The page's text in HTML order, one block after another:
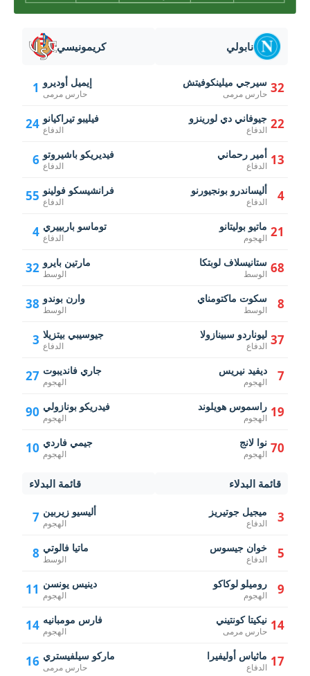
كريمونيسي
1 إيميل أوديرو
حارس مرمى
24 فيليبو تيراكيانو
الدفاع
6 فيديريكو باشيروتو
الدفاع
55 فرانشيسكو فولينو
الدفاع
4 توماسو باربييري
الدفاع
32 مارتين بايرو
الوسط
38 وارن بوندو
الوسط
3 جيوسيبي بيتزيلا
الدفاع
27 جاري فانديبوت
الهجوم
90 فيدريكو بونازولي
الهجوم
10 جيمي فاردي
الهجوم
قائمة البدلاء
7 أليسيو زيربين
الهجوم
8 ماتيا فالوتي
الوسط
11 دينيس يونسن
الهجوم
14 فارس مومبانيه
الهجوم
16 ماركو سيلفيستري
حارس مرمى
نابولي
32 سيرجي ميلينكوفيتش
حارس مرمى
22 جيوفاني دي لورينزو
الدفاع
13 أمير رحماني
الدفاع
4 أليساندرو بونجيورنو
الدفاع
21 ماتيو بوليتانو
الهجوم
68 ستانيسلاف لوبتكا
الوسط
8 سكوت ماكتومناي
الوسط
37 ليوناردو سبينازولا
الدفاع
7 ديفيد نيريس
الهجوم
19 راسموس هويلوند
الهجوم
70 نوا لانج
الهجوم
قائمة البدلاء
3 ميجيل جوتيريز
الدفاع
5 خوان جيسوس
الدفاع
9 روميلو لوكاكو
الهجوم
14 نيكيتا كونتيني
حارس مرمى
17 ماثياس أوليفيرا
الدفاع